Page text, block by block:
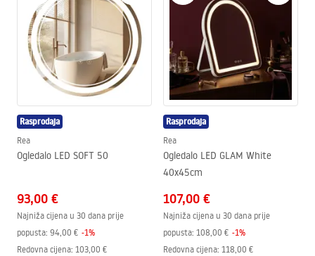
Rasprodaja
Rea
Ogledalo LED SOFT 50
93,00 €
Najniža cijena u 30 dana prije
popusta: 94,00 € -1%
Redovna cijena: 103,00 €
Rasprodaja
Rea
Ogledalo LED GLAM White
40x45cm
107,00 €
Najniža cijena u 30 dana prije
popusta: 108,00 € -1%
Redovna cijena: 118,00 €